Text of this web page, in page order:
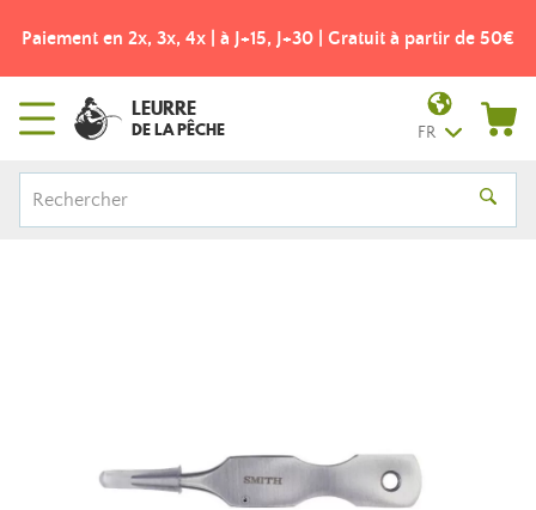
Paiement en 2x, 3x, 4x | à J+15, J+30 | Gratuit à partir de 50€
LEURRE
DE LA PÊCHE FR